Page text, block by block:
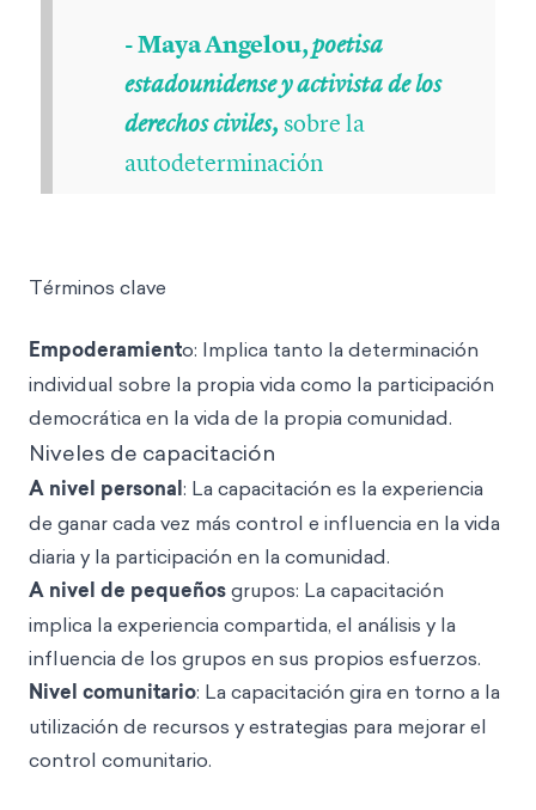
- Maya Angelou,poetisa
estadounidense y activista de los
derechos civiles, sobre la
autodeterminación
Términos clave
Empoderamiento: Implica tanto la determinación
individual sobre la propia vida como la participación
democrática en la vida de la propia comunidad.
Niveles de capacitación
A nivel personal: La capacitación es la experiencia
de ganar cada vez más control e influencia en la vida
diaria y la participación en la comunidad.
A nivel de pequeñosgrupos: La capacitación
implica la experiencia compartida, el análisis y la
influencia de los grupos en sus propios esfuerzos.
Nivel comunitario: La capacitación gira en torno a la
utilización de recursos y estrategias para mejorar el
control comunitario.